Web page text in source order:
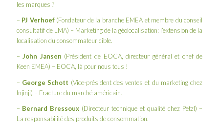
les marques ?
– PJ Verhoef(Fondateur de la branche EMEA et membre du conseil
consultatif de LMA) – Marketing de la géolocalisation: l’extension de la
localisation du consommateur cible.
–John Jansen (Président de EOCA, directeur général et chef de
Keen EMEA) – EOCA, là pour nous tous !
– George Schott (Vice-président des ventes et du marketing chez
Injinji) – Fracture du marché américain.
– Bernard Bressoux (Directeur technique et qualité chez Petzl) –
La responsabilité des produits de consommation.